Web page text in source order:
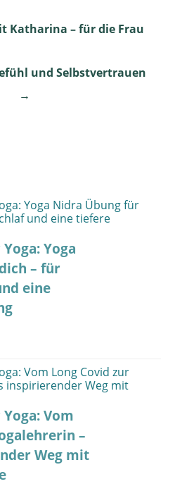
Katharina – für die Frau
und Selbstvertrauen
→
Yoga
– für
eine
Vom
–
Weg mit